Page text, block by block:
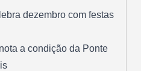
dezembro com festas
a condição da Ponte